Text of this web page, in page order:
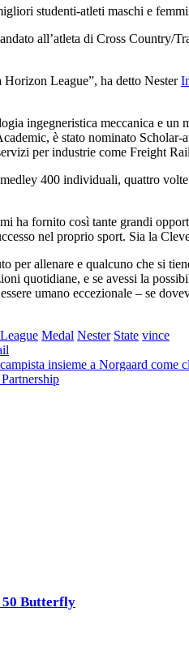
studenti-atleti maschi e
all’atleta di Cross Country/
League”, ha detto Nester
ingegneristica meccanica e
è stato nominato
per industrie come Freight
400 individuali, quattro
ha fornito così tante grandi
nel proprio sport. Sia la
per allenare e qualcuno che si
quotidiane, e se avessi la
umano eccezionale – se
League Medal Nester State vince
insieme a Norgaard come
50 Butterfly